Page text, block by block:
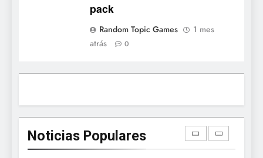
pack
Random Topic Games
1 mes
atrás
0
Noticias Populares
Moonlighter está gratis en
Steam por tiempo limitado y
Dungeon Lurker supera las
100.000 listas de deseados
con una demo disponible
hasta el 12 de agosto
NOTICIAS DE VIDEOJUEGOS